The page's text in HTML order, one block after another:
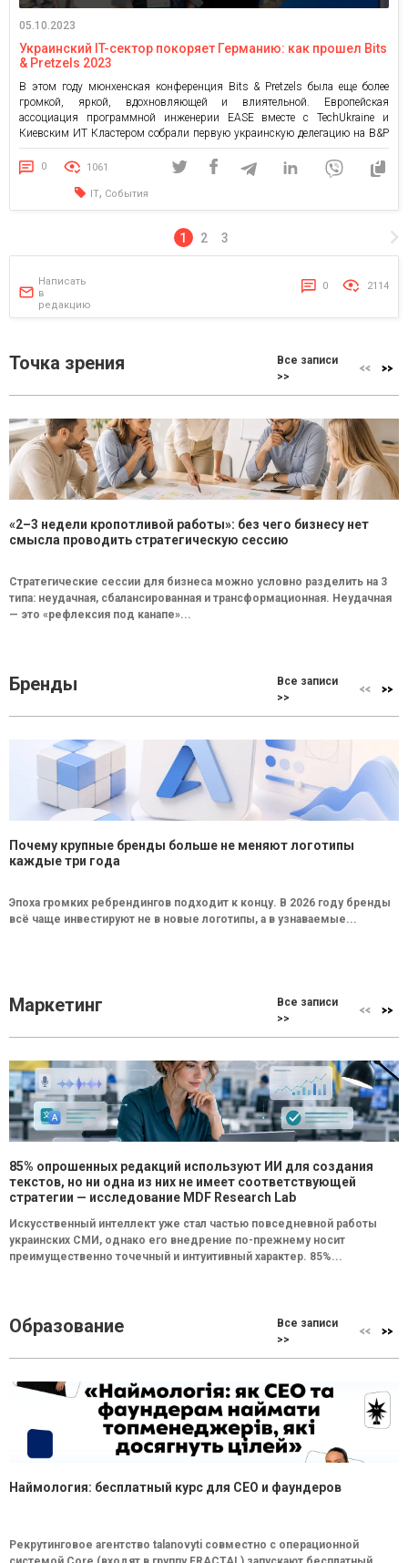
05.10.2023
Украинский IT-сектор покоряет Германию: как прошел Bits
& Pretzels 2023
В этом году мюнхенская конференция Bits & Pretzels была еще более
громкой, яркой, вдохновляющей и влиятельной. Европейская
ассоциация программной инженерии EASE вместе с TechUkraine и
Киевским ИТ Кластером собрали первую украинскую делегацию на B&P
2023. Выбор пал на молодых и сильных технологических игроков,
которые достойно представили украинскую технологическую экосистему
на этом международном мероприятии. Bits & […]
0 1061
IT, События
1 2 3
Написать
в
редакцию
0 2114
Точка зрения
Все записи
>>
«2–3 недели кропотливой работы»: без чего бизнесу нет
смысла проводить стратегическую сессию
Стратегические сессии для бизнеса можно условно разделить на 3
типа: неудачная, сбалансированная и трансформационная. Неудачная
— это «рефлексия под канапе»...
Бренды
Все записи
>>
Почему крупные бренды больше не меняют логотипы
каждые три года
Эпоха громких ребрендингов подходит к концу. В 2026 году бренды
всё чаще инвестируют не в новые логотипы, а в узнаваемые...
Маркетинг
Все записи
>>
85% опрошенных редакций используют ИИ для создания
текстов, но ни одна из них не имеет соответствующей
стратегии — исследование MDF Research Lab
Искусственный интеллект уже стал частью повседневной работы
украинских СМИ, однако его внедрение по-прежнему носит
преимущественно точечный и интуитивный характер. 85%...
Образование
Все записи
>>
Наймология: бесплатный курс для CEO и фаундеров
Рекрутинговое агентство talanovyti совместно с операционной